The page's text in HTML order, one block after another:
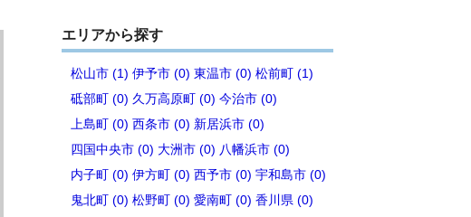
エリアから探す
松山市 (1) 伊予市 (0) 東温市 (0) 松前町 (1)
砥部町 (0) 久万高原町 (0) 今治市 (0)
上島町 (0) 西条市 (0) 新居浜市 (0)
四国中央市 (0) 大洲市 (0) 八幡浜市 (0)
内子町 (0) 伊方町 (0) 西予市 (0) 宇和島市 (0)
鬼北町 (0) 松野町 (0) 愛南町 (0) 香川県 (0)